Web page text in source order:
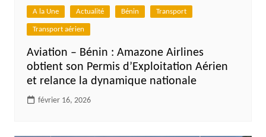
A la Une Actualité Bénin Transport
Transport aérien
Aviation – Bénin : Amazone Airlines
obtient son Permis d’Exploitation Aérien
et relance la dynamique nationale
février 16, 2026